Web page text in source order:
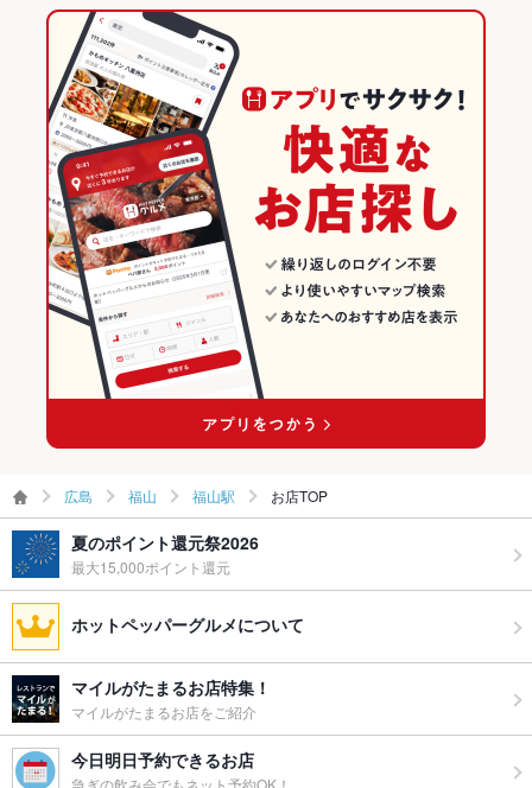
その他設備 －
飲み放題 なし
食べ放題 あり
カクテル充実、日本酒充実
お子様連れ お子様連れ歓迎
ウェディン
グパーティ
可
はネット予約不可のため、予めご了承下さい。
バー・カクテル
ダーツバー・スポーツバー
福山 × バー・カクテル
福山 × ダーツバー・スポーツバー
福山駅 × バー・カクテル
福山駅 × ダーツバー・スポーツバー
広島 × 焼肉・ホルモン
広島 × 焼肉
広島 × バー・カクテル
広島 × ダーツバー・スポーツバー
福山のグルメランキング
福山の焼肉・ホルモンランキング
福山駅のグルメランキング
福山駅の焼肉・ホルモンランキング
広島 福山 福山駅 お店TOP
夏のポイント還元祭2026
最大15,000ポイント還元
ホットペッパーグルメについて
マイルがたまるお店特集！
マイルがたまるお店をご紹介
今日明日予約できるお店
急ぎの飲み会でもネット予約OK！